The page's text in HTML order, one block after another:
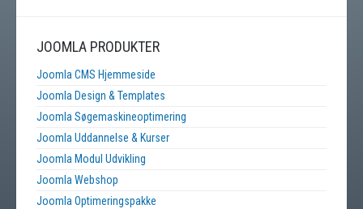
JOOMLA PRODUKTER
Joomla CMS Hjemmeside
Joomla Design & Templates
Joomla Søgemaskineoptimering
Joomla Uddannelse & Kurser
Joomla Modul Udvikling
Joomla Webshop
Joomla Optimeringspakke